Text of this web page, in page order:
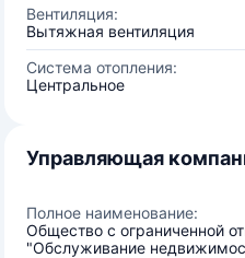
Вентиляция:
Вытяжная вентиляция
Система отопления:
Центральное
Управляющая
Полное наименование:
Общество с ограниченной
"Обслуживание